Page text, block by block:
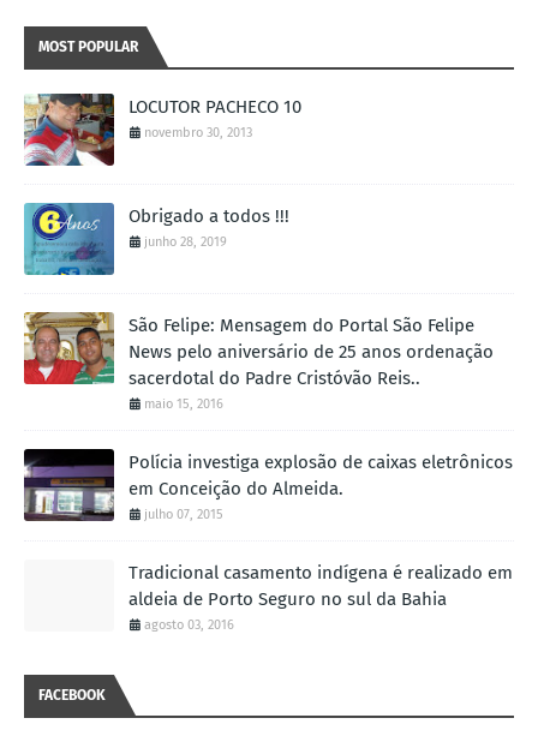
MOST POPULAR
LOCUTOR PACHECO 10
novembro 30, 2013
Obrigado a todos !!!
junho 28, 2019
São Felipe: Mensagem do Portal São Felipe
News pelo aniversário de 25 anos ordenação
sacerdotal do Padre Cristóvão Reis..
maio 15, 2016
Polícia investiga explosão de caixas eletrônicos
em Conceição do Almeida.
julho 07, 2015
Tradicional casamento indígena é realizado em
aldeia de Porto Seguro no sul da Bahia
agosto 03, 2016
FACEBOOK